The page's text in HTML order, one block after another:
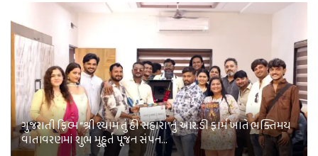
ગુજરાતી ફિલ્મ “શ્રી શ્યામ તું હી સહારા”નું આર.ડી ફાર્મ ખાતે ભક્તિમય
વાતાવરણમાં શુભ મુહૂર્ત પૂજન સંપન…